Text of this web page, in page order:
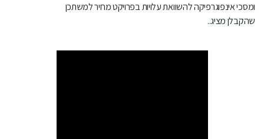
ומסכי אינפוגרפיקה להשוואת עלויות בפרויקט מחיר למשתכן
שהקבלן מציג..